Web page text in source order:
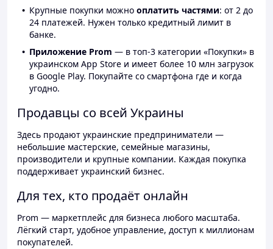
Крупные покупки можно оплатить частями: от 2 до
24 платежей. Нужен только кредитный лимит в
банке.
Приложение Prom — в топ-3 категории «Покупки» в
украинском App Store и имеет более 10 млн загрузок
в Google Play. Покупайте со смартфона где и когда
угодно.
Продавцы со всей Украины
Здесь продают украинские предприниматели —
небольшие мастерские, семейные магазины,
производители и крупные компании. Каждая покупка
поддерживает украинский бизнес.
Для тех, кто продаёт онлайн
Prom — маркетплейс для бизнеса любого масштаба.
Лёгкий старт, удобное управление, доступ к миллионам
покупателей.